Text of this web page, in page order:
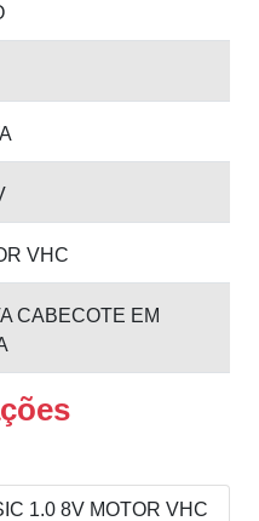
VHC
CABECOTE EM
1.0 8V MOTOR VHC